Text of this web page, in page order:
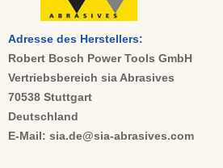
Adresse des Herstellers:
Robert Bosch Power Tools GmbH
Vertriebsbereich sia Abrasives
70538 Stuttgart
Deutschland
E-Mail: sia.de@sia-abrasives.com